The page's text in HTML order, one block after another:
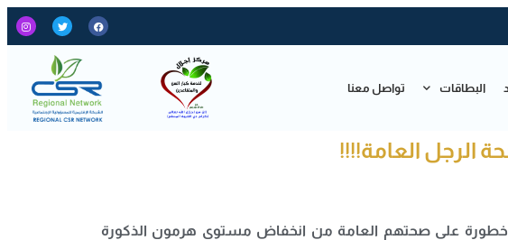
البطاقات تواصل معنا
الرجل العامة!!!!
خطورة على صحتهم العامة من انخفاض مستوى هرمون الذكورة